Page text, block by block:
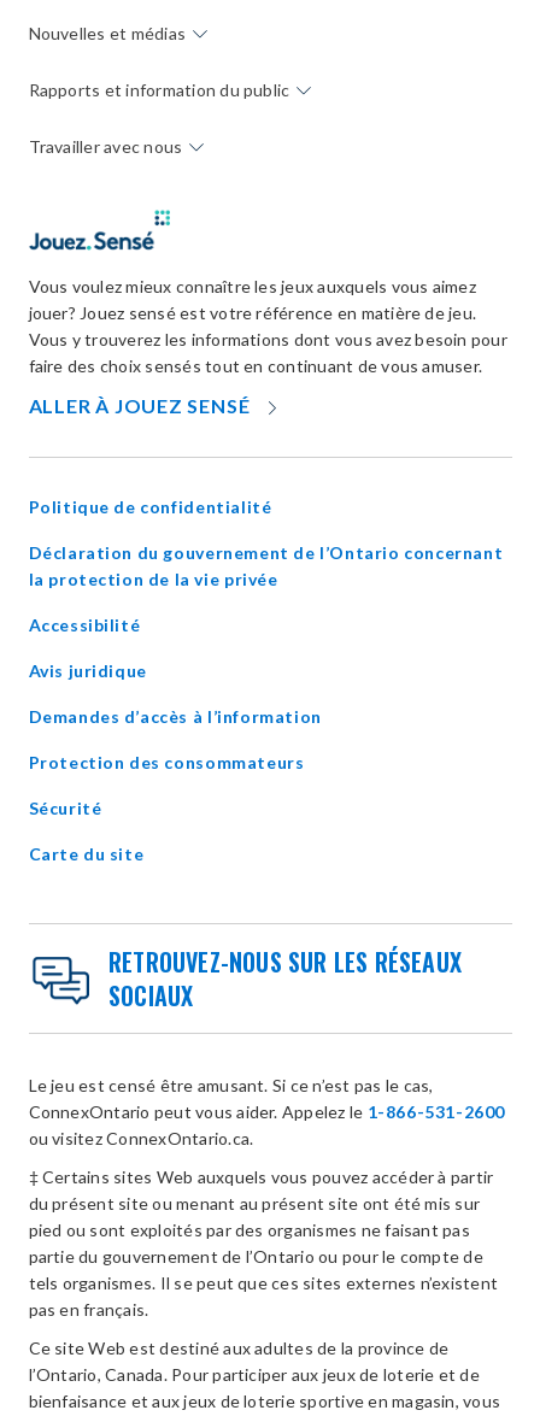
Nouvelles et médias
Rapports et information du public
Travailler avec nous
Vous voulez mieux connaître les jeux auxquels vous aimez
jouer? Jouez sensé est votre référence en matière de jeu.
Vous y trouverez les informations dont vous avez besoin pour
faire des choix sensés tout en continuant de vous amuser.
ALLER À JOUEZ SENSÉ
NEW
Politique de confidentialité
Déclaration du gouvernement de l’Ontario concernant
la protection de la vie privéeopens
Accessibilité
Avis juridique
Demandes d’accès à l’information
Protection des consommateurs
Sécurité
Carte du site
RETROUVEZ-NOUS SUR LES RÉSEAUX
SOCIAUX
Le jeu est censé être amusant. Si ce n’est pas le cas,
ConnexOntario peut vous aider. Appelez le 1-866-531-2600
ou visitez ConnexOntario.ca.
‡ Certains sites Web auxquels vous pouvez accéder à partir
du présent site ou menant au présent site ont été mis sur
pied ou sont exploités par des organismes ne faisant pas
partie du gouvernement de l’Ontario ou pour le compte de
tels organismes. Il se peut que ces sites externes n’existent
pas en français.
Ce site Web est destiné aux adultes de la province de
l’Ontario, Canada. Pour participer aux jeux de loterie et de
bienfaisance et aux jeux de loterie sportive en magasin, vous